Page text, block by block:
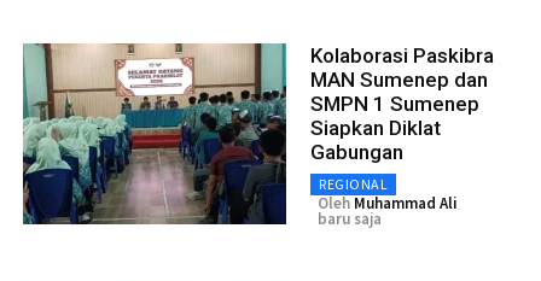
Kolaborasi Paskibra
MAN Sumenep dan
SMPN 1 Sumenep
Siapkan Diklat
Gabungan
REGIONAL
Oleh Muhammad Ali
baru saja